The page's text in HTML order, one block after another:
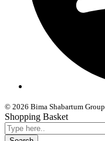
© 2026 Bima Shabartum
Shopping Basket